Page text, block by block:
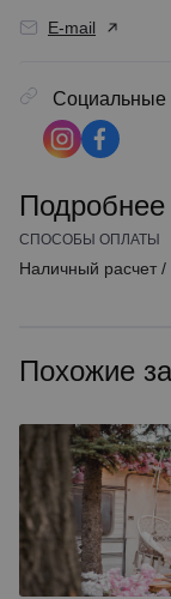
E-mail
Социальные
Подробнее
СПОСОБЫ ОПЛАТЫ
Наличный расчет /
Похожие